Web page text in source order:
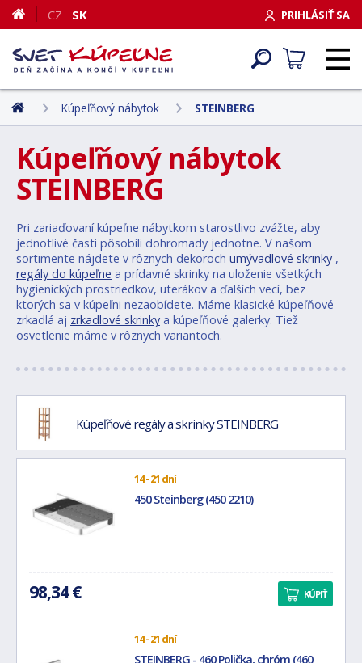
PRIHLÁSIŤ SA
CZ SK
Kúpeľňový nábytok STEINBERG
Kúpeľňový nábytok
STEINBERG
Pri zariaďovaní kúpeľne nábytkom starostlivo zvážte, aby
jednotlivé časti pôsobili dohromady jednotne. V našom
sortimente nájdete v rôznych dekoroch umývadlové skrinky ,
regály do kúpeľne a prídavné skrinky na uloženie všetkých
hygienických prostriedkov, uterákov a ďalších vecí, bez
ktorých sa v kúpeľni nezaobídete. Máme klasické kúpeľňové
zrkadlá aj zrkadlové skrinky a kúpeľňové galerky. Tiež
osvetlenie máme v rôznych variantoch.
Kúpeľňové regály a skrinky STEINBERG
14 - 21 dní
450 Steinberg (450 2210)
98,34 € KÚPIŤ
14 - 21 dní
STEINBERG - 460 Polička, chróm (460